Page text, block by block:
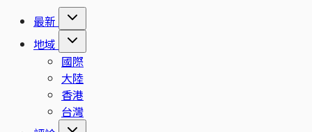
最新
地域
國際
大陸
香港
台灣